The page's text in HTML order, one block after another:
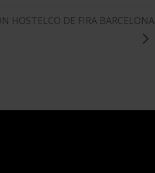
HOSTELCO DE FIRA BARCELONA